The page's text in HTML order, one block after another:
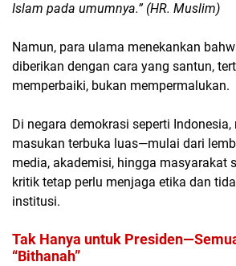
Islam pada umumnya.” (HR. Muslim)
Namun, para ulama menekankan
diberikan dengan cara yang santun,
memperbaiki, bukan mempermalukan.
Di negara demokrasi seperti
masukan terbuka luas—mulai dari
media, akademisi, hingga masyarakat
kritik tetap perlu menjaga etika dan
institusi.
Tak Hanya untuk
“Bithanah”